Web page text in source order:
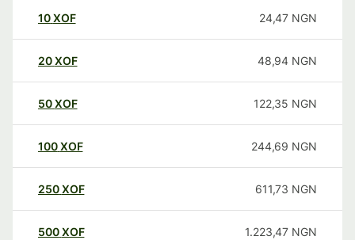
10XOF 24,47 NGN
20XOF 48,94 NGN
50XOF 122,35 NGN
100XOF 244,69 NGN
250XOF 611,73 NGN
500XOF 1.223,47 NGN